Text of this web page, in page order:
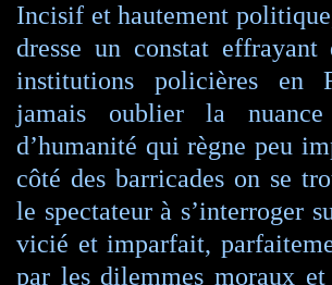
Incisif et hautement
dresse un constat effrayant
institutions policières en
jamais oublier la
d’humanité qui règne peu
côté des barricades on se
le spectateur à s’interroger
vicié et imparfait,
par les dilemmes moraux